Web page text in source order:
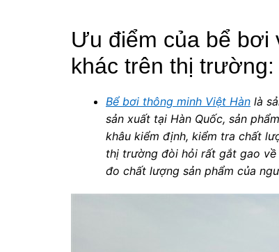
Ưu điểm của bể bơi
khác trên thị trường:
Bể bơi thông minh Việt Hàn là
sản xuất tại Hàn Quốc, sản
khâu kiểm định, kiểm tra chất
thị trường đòi hỏi rất gắt gao
đo chất lượng sản phẩm của